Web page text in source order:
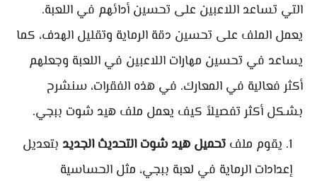
التي تساعد اللاعبين على تحسين أدائهم في اللعبة.
يعمل الملف على تحسين دقة الرماية وتقليل الهدف، كما
يساعد في تحسين مهارات اللاعبين في اللعبة وجعلهم
أكثر فعالية في المعارك. في هذه الفقرات، سنشرح
بشكل أكثر تفصيلاً كيف يعمل ملف هيد شوت ببجي.
يقوم ملف تحميل هيد شوت التحديث الجديد بتعديل
إعدادات الرماية في لعبة ببجي، مثل الحساسية